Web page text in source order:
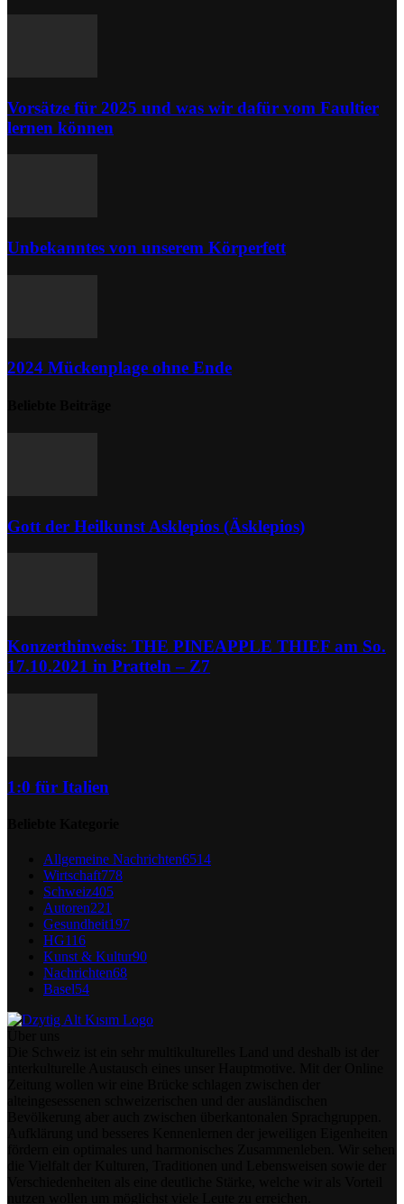
Vorsätze für 2025 und was wir dafür vom Faultier
lernen können
Unbekanntes von unserem Körperfett
2024 Mückenplage ohne Ende
Gott der Heilkunst Asklepios (Äsklepios)
Konzerthinweis: THE PINEAPPLE THIEF am So.
17.10.2021 in Pratteln – Z7
1:0 für Italien
Allgemeine Nachrichten6514
Wirtschaft778
Schweiz405
Autoren221
Gesundheit197
HG116
Kunst & Kultur90
Nachrichten68
Basel54